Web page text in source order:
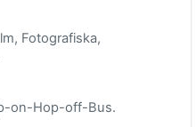
Fotografiska,
on-Hop-off-Bus.